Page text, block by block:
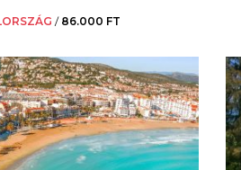
/ 86.000 FT